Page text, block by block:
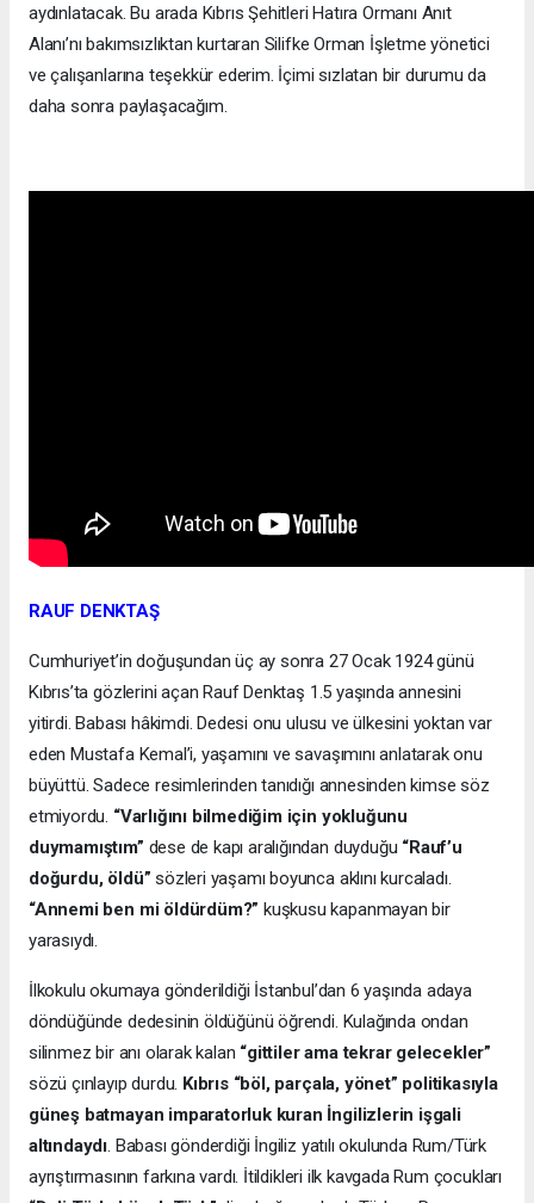
aydınlatacak. Bu arada Kıbrıs Şehitleri Hatıra Ormanı Anıt
Alanı’nı bakımsızlıktan kurtaran Silifke Orman İşletme yönetici
ve çalışanlarına teşekkür ederim. İçimi sızlatan bir durumu da
daha sonra paylaşacağım.
RAUF DENKTAŞ
Cumhuriyet’in doğuşundan üç ay sonra 27 Ocak 1924 günü
Kıbrıs’ta gözlerini açan Rauf Denktaş 1.5 yaşında annesini
yitirdi. Babası hâkimdi. Dedesi onu ulusu ve ülkesini yoktan var
eden Mustafa Kemal’i, yaşamını ve savaşımını anlatarak onu
büyüttü. Sadece resimlerinden tanıdığı annesinden kimse söz
etmiyordu. “Varlığını bilmediğim için yokluğunu
duymamıştım” dese de kapı aralığından duyduğu “Rauf’u
doğurdu, öldü” sözleri yaşamı boyunca aklını kurcaladı.
“Annemi ben mi öldürdüm?”kuşkusu kapanmayan bir
yarasıydı.
İlkokulu okumaya gönderildiği İstanbul’dan 6 yaşında adaya
döndüğünde dedesinin öldüğünü öğrendi. Kulağında ondan
silinmez bir anı olarak kalan “gittiler ama tekrar gelecekler”
sözü çınlayıp durdu. Kıbrıs “böl, parçala, yönet” politikasıyla
güneş batmayan imparatorluk kuran İngilizlerin işgali
altındaydı. Babası gönderdiği İngiliz yatılı okulunda Rum/Türk
ayrıştırmasının farkına vardı. İtildikleri ilk kavgada Rum çocukları